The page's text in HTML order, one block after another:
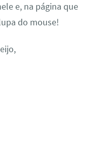
e, na página que
do mouse!